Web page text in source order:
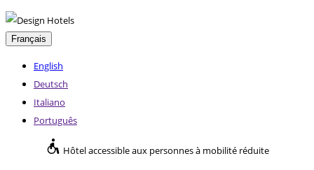
Français
English
Deutsch
Italiano
Português
Hôtel accessible aux personnes à mobilité réduite